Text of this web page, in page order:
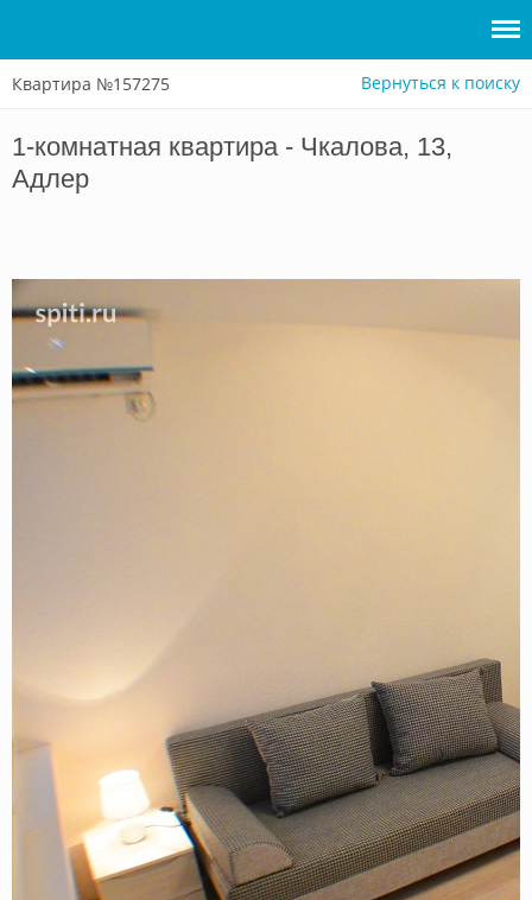
Войти
Сдать
Квартира №157275 Вернуться к поиску
1-комнатная квартира - Чкалова, 13,
Адлер